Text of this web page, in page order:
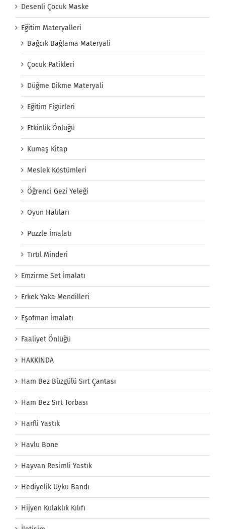
Desenli Çocuk Maske
Eğitim Materyalleri
Bağcık Bağlama Materyali
Çocuk Patikleri
Düğme Dikme Materyali
Eğitim Figürleri
Etkinlik Önlüğü
Kumaş Kitap
Meslek Köstümleri
Öğrenci Gezi Yeleği
Oyun Halıları
Puzzle İmalatı
Tırtıl Minderi
Emzirme Set İmalatı
Erkek Yaka Mendilleri
Eşofman İmalatı
Faaliyet Önlüğü
HAKKINDA
Ham Bez Büzgülü Sırt Çantası
Ham Bez Sırt Torbası
Harfli Yastık
Havlu Bone
Hayvan Resimli Yastık
Hediyelik Uyku Bandı
Hijyen Kulaklık Kılıfı